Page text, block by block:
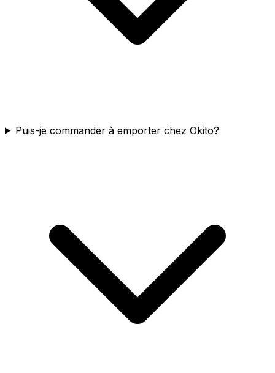
Puis-je commander à emporter chez Okito?